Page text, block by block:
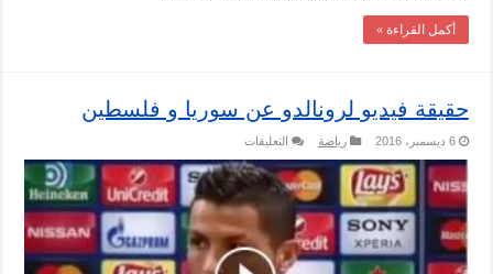
أكمل القراءة »
حقيقة فيديو لرونالدو عن سوريا و فلسطين
6 ديسمبر، 2016 رياضة التعليقات
فيديو
لرونالدو
عن
سوريا
و
فلسطين
مغلقة